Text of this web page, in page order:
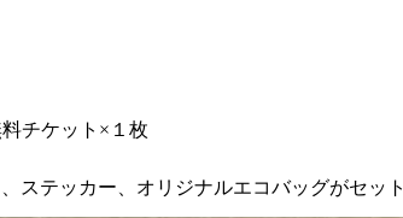
チケット×１枚
ステッカー、オリジナルエコバッグがセ